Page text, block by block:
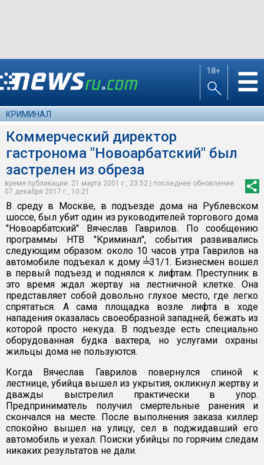
18+ ☰
КРИМИНАЛ
Коммерческий директор
гастронома "Новоарбатский" был
застрелен из обреза
время публикации: 21 марта 2001 г., 23:52 | последнее обновление:
07 декабря 2017 г., 10:21
В среду в Москве, в подъезде дома на Рублевском
шоссе, был убит один из руководителей торгового дома
"Новоарбатский" Вячеслав Гаврилов. По сообщению
программы НТВ "Криминал", события развивались
следующим образом: около 10 часов утра Гаврилов на
автомобиле подъехал к дому ╧31/1. Бизнесмен вошел
в первый подъезд и поднялся к лифтам. Преступник в
это время ждал жертву на лестничной клетке. Она
представляет собой довольно глухое место, где легко
спрятаться. А сама площадка возле лифта в ходе
нападения оказалась своеобразной западней, бежать из
которой просто некуда. В подъезде есть специально
оборудованная будка вахтера, но услугами охраны
жильцы дома не пользуются.
Когда Вячеслав Гаврилов повернулся спиной к
лестнице, убийца вышел из укрытия, окликнул жертву и
дважды выстрелил практически в упор.
Предприниматель получил смертельные ранения и
скончался на месте. После выполнения заказа киллер
спокойно вышел на улицу, сел в поджидавший его
автомобиль и уехал. Поиски убийцы по горячим следам
никаких результатов не дали.